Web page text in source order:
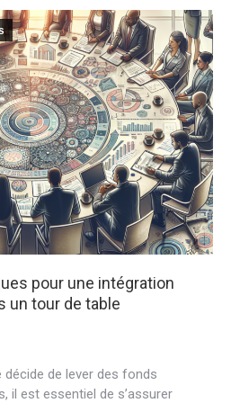
pour une intégration
un tour de table
décide de lever des fonds
il est essentiel de s’assurer